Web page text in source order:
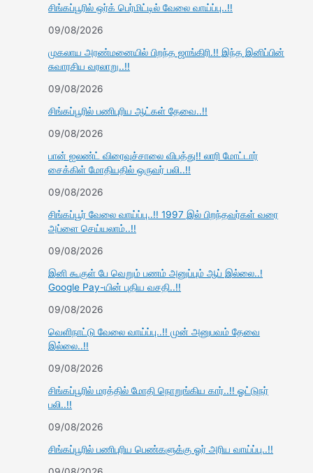
சிங்கப்பூரில் ஒர்க் பெர்மிட்டில் வேலை வாய்ப்பு..!!
09/08/2026
முகலாய அரண்மனையில் பிறந்த ஜாங்கிரி.!! இந்த இனிப்பின்
சுவாரசிய வரலாறு..!!
09/08/2026
சிங்கப்பூரில் பணிபுரிய ஆட்கள் தேவை..!!
09/08/2026
பான் ஐலண்ட் விரைவுச்சாலை விபத்து!! லாரி மோட்டார்
சைக்கிள் மோதியதில் ஒருவர் பலி..!!
09/08/2026
சிங்கப்பூர் வேலை வாய்ப்பு..!! 1997 இல் பிறந்தவர்கள் வரை
அப்ளை செய்யலாம்..!!
09/08/2026
இனி கூகுள் பே வெறும் பணம் அனுப்பும் ஆப் இல்லை..!
Google Pay-யின் புதிய வசதி..!!
09/08/2026
வெளிநாட்டு வேலை வாய்ப்பு..!! முன் அனுபவம் தேவை
இல்லை..!!
09/08/2026
சிங்கப்பூரில் மரத்தில் மோதி நொறுங்கிய கார்..!! ஓட்டுநர்
பலி..!!
09/08/2026
சிங்கப்பூரில் பணிபுரிய பெண்களுக்கு ஓர் அரிய வாய்ப்பு..!!